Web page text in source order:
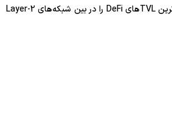
جذب می‌کنند و یکی از بالاترین TVL‌های DeFi را در بین شبکه‌های Layer-2